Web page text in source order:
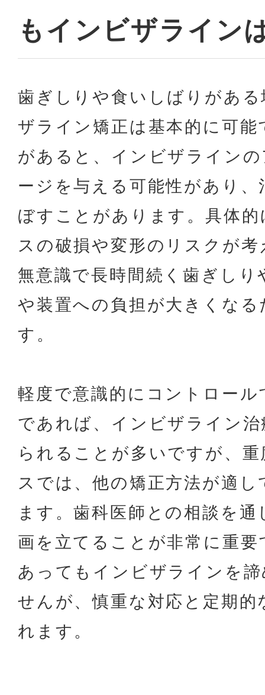
もインビザライン
歯ぎしりや食いしばりがあ
ザライン矯正は基本的に可
があると、インビザライン
ージを与える可能性があり
ぼすことがあります。具体
スの破損や変形のリスクが
無意識で長時間続く歯ぎし
や装置への負担が大きくな
す。
軽度で意識的にコントロー
であれば、インビザライン
られることが多いですが、
スでは、他の矯正方法が適
ます。歯科医師との相談を
画を立てることが非常に重
あってもインビザラインを
せんが、慎重な対応と定期的
れます。